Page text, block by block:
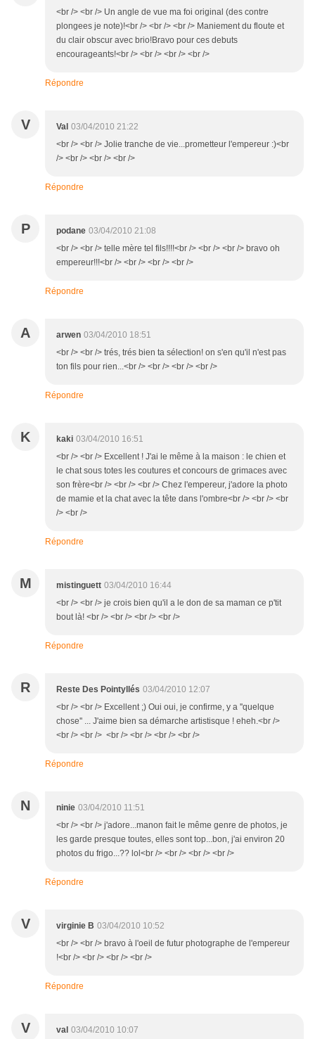
<br /> <br /> Un angle de vue ma foi original (des contre
plongees je note)!<br /> <br /> <br /> Maniement du floute et
du clair obscur avec brio!Bravo pour ces debuts
encourageants!<br /> <br /> <br /> <br />
Répondre
V Val 03/04/2010 21:22
<br /> <br /> Jolie tranche de vie...prometteur l'empereur :)<br
/> <br /> <br /> <br />
Répondre
P podane 03/04/2010 21:08
<br /> <br /> telle mère tel fils!!!!<br /> <br /> <br /> bravo oh
empereur!!!<br /> <br /> <br /> <br />
Répondre
A arwen 03/04/2010 18:51
<br /> <br /> trés, trés bien ta sélection! on s'en qu'il n'est pas
ton fils pour rien...<br /> <br /> <br /> <br />
Répondre
K kaki 03/04/2010 16:51
<br /> <br /> Excellent ! J'ai le même à la maison : le chien et
le chat sous totes les coutures et concours de grimaces avec
son frère<br /> <br /> <br /> Chez l'empereur, j'adore la photo
de mamie et la chat avec la tête dans l'ombre<br /> <br /> <br
/> <br />
Répondre
M mistinguett 03/04/2010 16:44
<br /> <br /> je crois bien qu'il a le don de sa maman ce p'tit
bout là! <br /> <br /> <br /> <br />
Répondre
R Reste Des Pointyllés 03/04/2010 12:07
<br /> <br /> Excellent ;) Oui oui, je confirme, y a ''quelque
chose'' ... J'aime bien sa démarche artistisque ! eheh.<br />
<br /> <br /> <br /> <br /> <br /> <br />
Répondre
N ninie 03/04/2010 11:51
<br /> <br /> j'adore...manon fait le même genre de photos, je
les garde presque toutes, elles sont top...bon, j'ai environ 20
photos du frigo...?? lol<br /> <br /> <br /> <br />
Répondre
V virginie B 03/04/2010 10:52
<br /> <br /> bravo à l'oeil de futur photographe de l'empereur
!<br /> <br /> <br /> <br />
Répondre
V val 03/04/2010 10:07